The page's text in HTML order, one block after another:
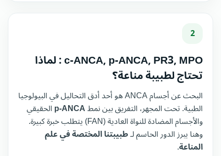
2
c-ANCA, p-ANCA, PR3, MPO : لماذا
تحتاج لطبيبة مناعة؟
البحث عن أجسام ANCA هو أحد أدق التحاليل في البيولوجيا
الطبية. تحت المجهر، التفريق بين نمطp-ANCAالحقيقي
والأجسام المضادة للنواة العادية (FAN) يتطلب خبرة كبيرة.
وهنا يبرز الدور الحاسم لـطبيبتنا المختصة في علم
المناعة.